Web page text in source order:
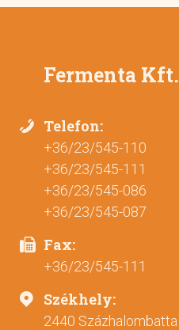
Fermenta Kft.
Telefon:
+36/23/545-110
+36/23/545-111
+36/23/545-086
+36/23/545-087
Fax:
+36/23/545-111
Székhely:
2440 Százhalombatta